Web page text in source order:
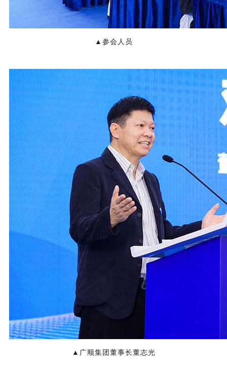
▲参会人员
▲广顺集团董事长董志光